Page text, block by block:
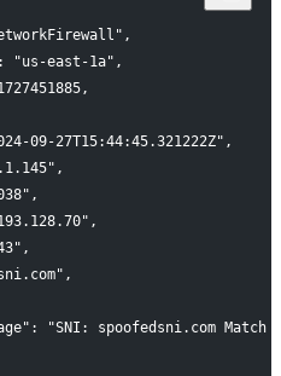
"us-east-1a",
09-27T15:44:45.321222Z",
"SNI: spoofedsni.com Match